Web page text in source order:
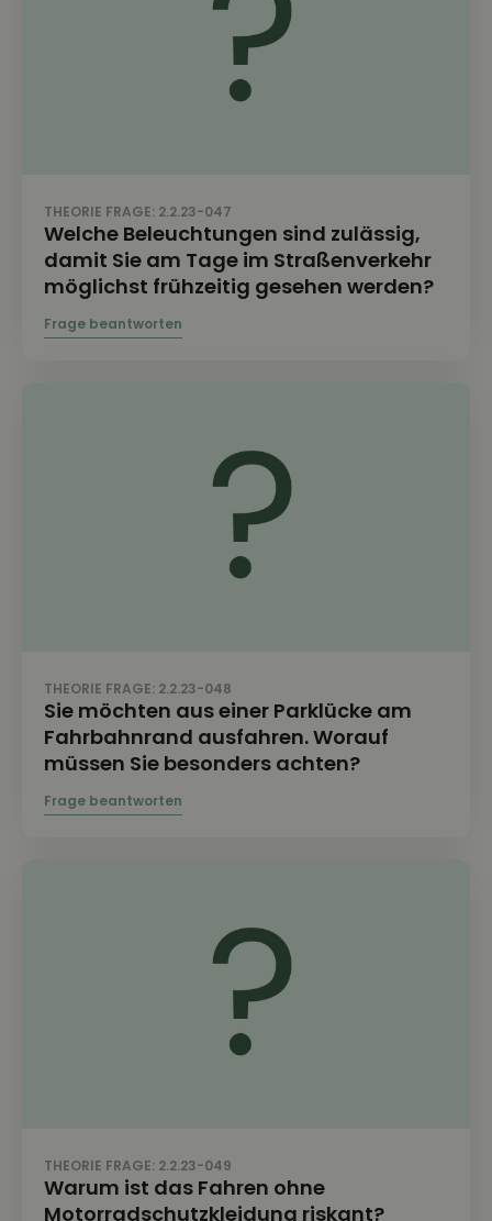
THEORIE FRAGE: 2.2.23-047
Welche Beleuchtungen sind zulässig,
damit Sie am Tage im Straßenverkehr
möglichst frühzeitig gesehen werden?
THEORIE FRAGE: 2.2.23-048
Sie möchten aus einer Parklücke am
Fahrbahnrand ausfahren. Worauf
müssen Sie besonders achten?
THEORIE FRAGE: 2.2.23-049
Warum ist das Fahren ohne
Motorradschutzkleidung riskant?